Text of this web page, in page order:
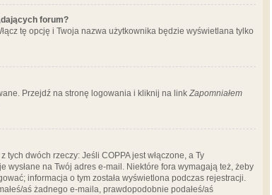
forum?
tę opcję i Twoja nazwa użytkownika będzie wyświetlana tylko
Przejdź na stronę logowania i kliknij na link Zapomniałem
dwóch rzeczy: Jeśli COPPA jest włączone, a Ty
wysłane na Twój adres e-mail. Niektóre fora wymagają też, żeby
informacja o tym została wyświetlona podczas rejestracji.
aś żadnego e-maila, prawdopodobnie podałeś/aś